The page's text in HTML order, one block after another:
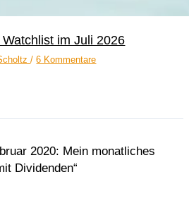
im Juli 2026
/6 Kommentare
2020: Mein monatliches
Dividenden“